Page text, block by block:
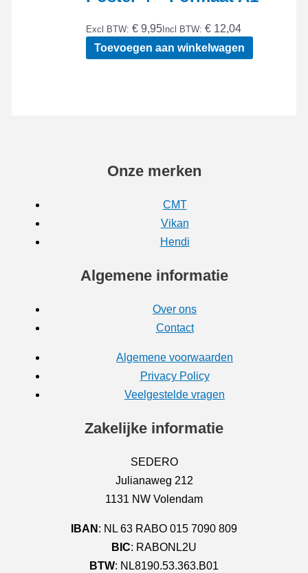
Excl BTW: € 9,95Incl BTW: € 12,04
Toevoegen aan winkelwagen
Onze merken
CMT
Vikan
Hendi
Algemene informatie
Over ons
Contact
Algemene voorwaarden
Privacy Policy
Veelgestelde vragen
Zakelijke informatie
SEDERO
Julianaweg 212
1131 NW Volendam
IBAN : NL 63 RABO 015 7090 809
BIC: RABONL2U
BTW: NL8190.53.363.B01